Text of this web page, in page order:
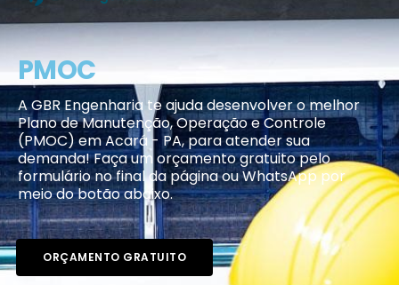
PMOC
A GBR Engenharia te ajuda desenvolver o melhor
Plano de Manutenção, Operação e Controle
(PMOC) em Acará - PA, para atender sua
demanda! Faça um orçamento gratuito pelo
formulário no final da página ou WhatsApp por
meio do botão abaixo.
ORÇAMENTO GRATUITO